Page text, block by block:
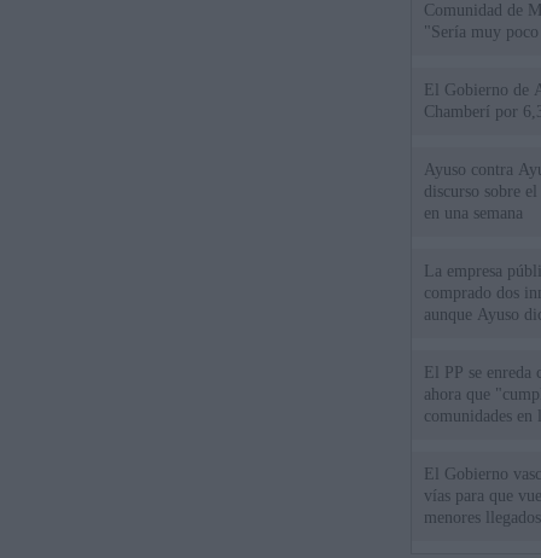
Comunidad de
"Sería muy
El Gobierno de
Chamberí por
Ayuso contra
discurso sobre
en una semana
La empresa
comprado dos
aunque Ayuso
El PP se
ahora que
comunidades en
El Gobierno
vías para que
menores